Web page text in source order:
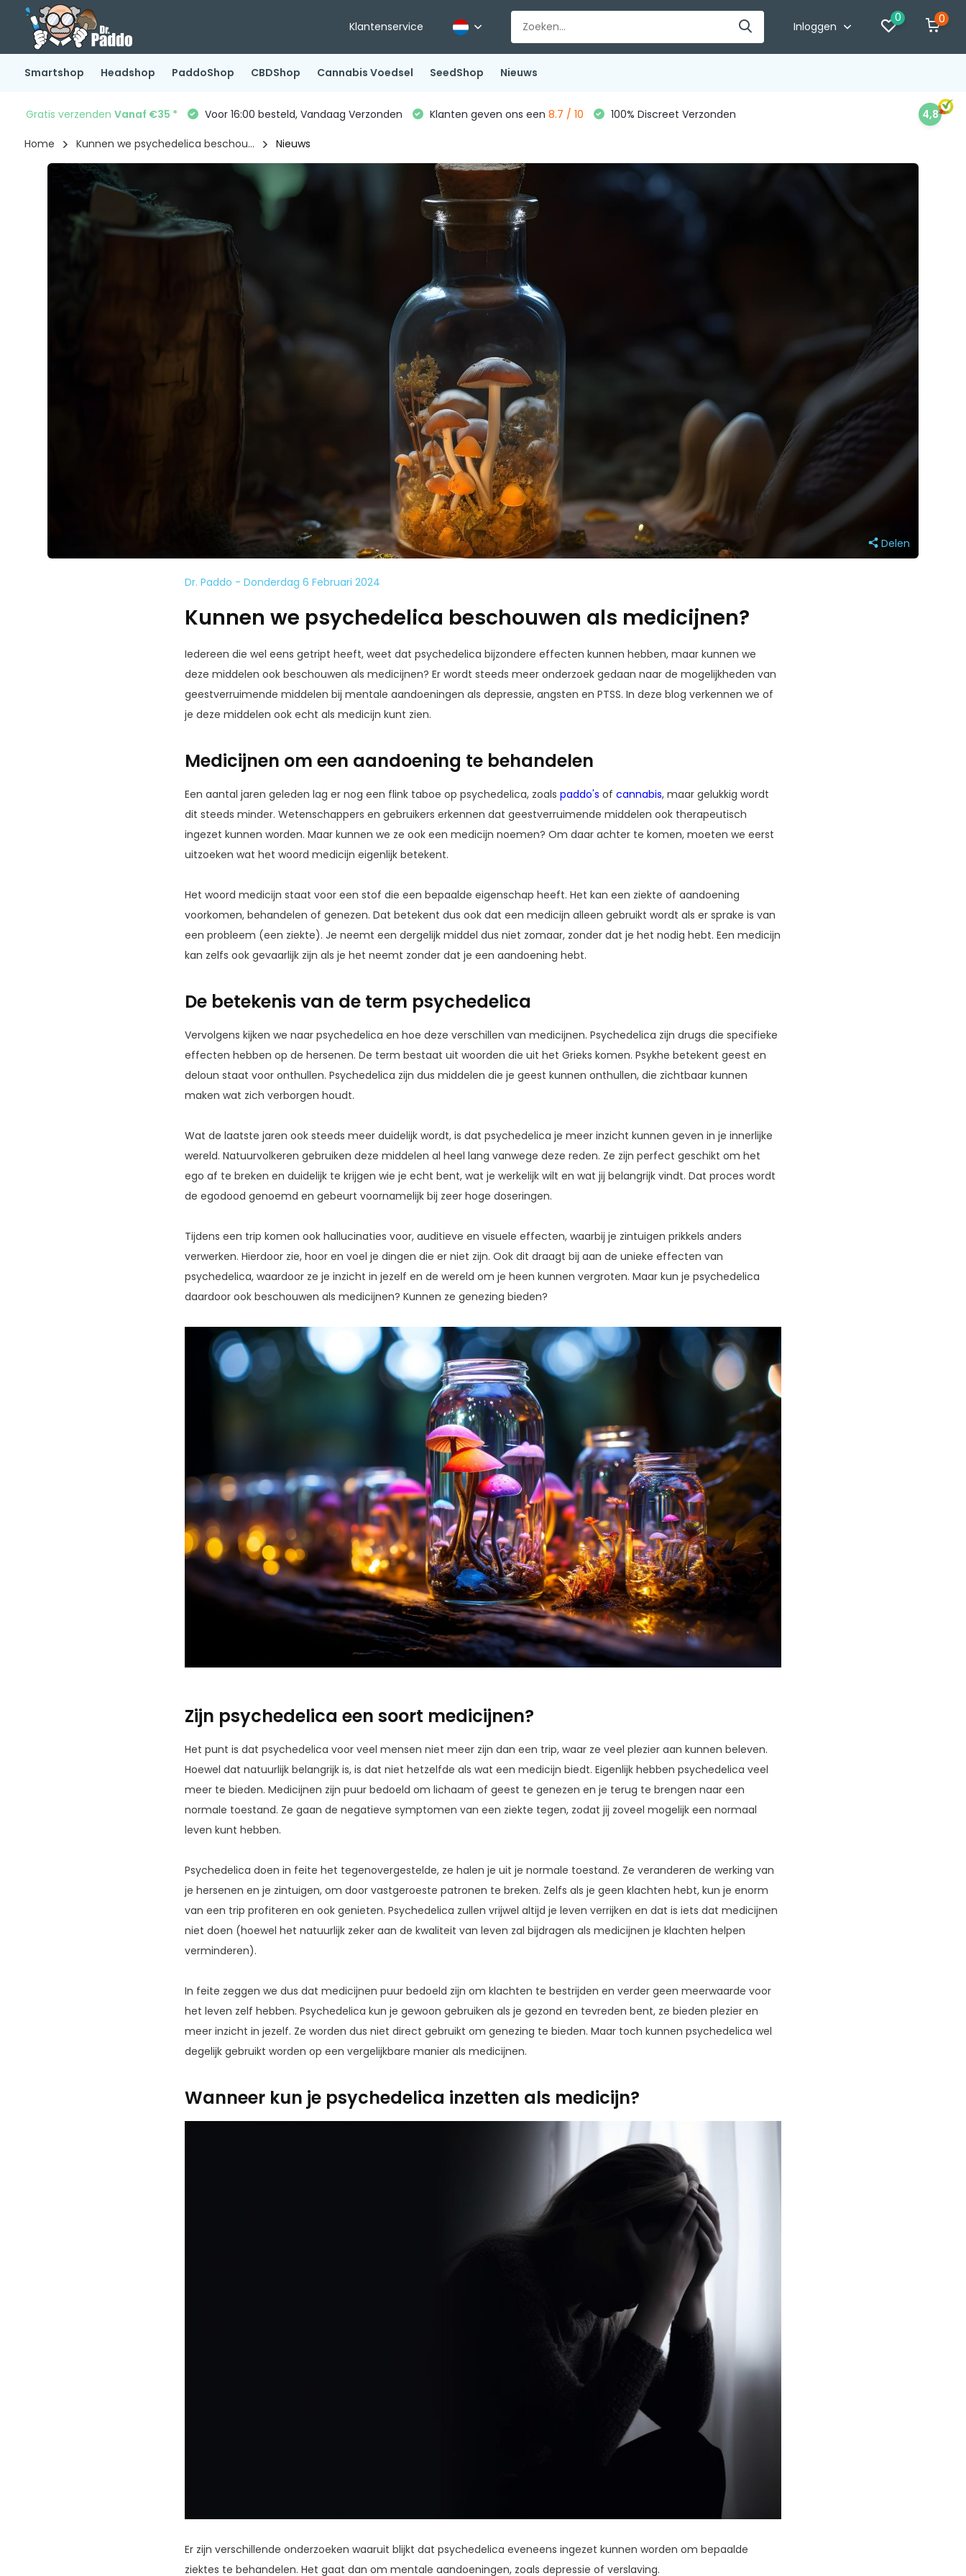
Klantenservice Inloggen
0 0
Smartshop Headshop PaddoShop CBDShop Cannabis Voedsel SeedShop Nieuws
Gratis verzenden Vanaf €35 * Voor 16:00 besteld, Vandaag Verzonden Klanten geven ons een 8.7 / 10 100% Discreet Verzonden 4,8
Home Kunnen we psychedelica beschou... Nieuws
Delen
Dr. Paddo - Donderdag 6 Februari 2024
Kunnen we psychedelica beschouwen als medicijnen?
Iedereen die wel eens getript heeft, weet dat psychedelica bijzondere effecten kunnen hebben, maar kunnen we
deze middelen ook beschouwen als medicijnen? Er wordt steeds meer onderzoek gedaan naar de mogelijkheden van
geestverruimende middelen bij mentale aandoeningen als depressie, angsten en PTSS. In deze blog verkennen we of
je deze middelen ook echt als medicijn kunt zien.
Medicijnen om een aandoening te behandelen
Een aantal jaren geleden lag er nog een flink taboe op psychedelica, zoalspaddo's ofcannabis, maar gelukkig wordt
dit steeds minder. Wetenschappers en gebruikers erkennen dat geestverruimende middelen ook therapeutisch
ingezet kunnen worden. Maar kunnen we ze ook een medicijn noemen? Om daar achter te komen, moeten we eerst
uitzoeken wat het woord medicijn eigenlijk betekent.
Het woord medicijn staat voor een stof die een bepaalde eigenschap heeft. Het kan een ziekte of aandoening
voorkomen, behandelen of genezen. Dat betekent dus ook dat een medicijn alleen gebruikt wordt als er sprake is van
een probleem (een ziekte). Je neemt een dergelijk middel dus niet zomaar, zonder dat je het nodig hebt. Een medicijn
kan zelfs ook gevaarlijk zijn als je het neemt zonder dat je een aandoening hebt.
De betekenis van de term psychedelica
Vervolgens kijken we naar psychedelica en hoe deze verschillen van medicijnen. Psychedelica zijn drugs die specifieke
effecten hebben op de hersenen. De term bestaat uit woorden die uit het Grieks komen. Psykhe betekent geest en
deloun staat voor onthullen. Psychedelica zijn dus middelen die je geest kunnen onthullen, die zichtbaar kunnen
maken wat zich verborgen houdt.
Wat de laatste jaren ook steeds meer duidelijk wordt, is dat psychedelica je meer inzicht kunnen geven in je innerlijke
wereld. Natuurvolkeren gebruiken deze middelen al heel lang vanwege deze reden. Ze zijn perfect geschikt om het
ego af te breken en duidelijk te krijgen wie je echt bent, wat je werkelijk wilt en wat jij belangrijk vindt. Dat proces wordt
de egodood genoemd en gebeurt voornamelijk bij zeer hoge doseringen.
Tijdens een trip komen ook hallucinaties voor, auditieve en visuele effecten, waarbij je zintuigen prikkels anders
verwerken. Hierdoor zie, hoor en voel je dingen die er niet zijn. Ook dit draagt bij aan de unieke effecten van
psychedelica, waardoor ze je inzicht in jezelf en de wereld om je heen kunnen vergroten. Maar kun je psychedelica
daardoor ook beschouwen als medicijnen? Kunnen ze genezing bieden?
Zijn psychedelica een soort medicijnen?
Het punt is dat psychedelica voor veel mensen niet meer zijn dan een trip, waar ze veel plezier aan kunnen beleven.
Hoewel dat natuurlijk belangrijk is, is dat niet hetzelfde als wat een medicijn biedt. Eigenlijk hebben psychedelica veel
meer te bieden. Medicijnen zijn puur bedoeld om lichaam of geest te genezen en je terug te brengen naar een
normale toestand. Ze gaan de negatieve symptomen van een ziekte tegen, zodat jij zoveel mogelijk een normaal
leven kunt hebben.
Psychedelica doen in feite het tegenovergestelde, ze halen je uit je normale toestand. Ze veranderen de werking van
je hersenen en je zintuigen, om door vastgeroeste patronen te breken. Zelfs als je geen klachten hebt, kun je enorm
van een trip profiteren en ook genieten. Psychedelica zullen vrijwel altijd je leven verrijken en dat is iets dat medicijnen
niet doen (hoewel het natuurlijk zeker aan de kwaliteit van leven zal bijdragen als medicijnen je klachten helpen
verminderen).
In feite zeggen we dus dat medicijnen puur bedoeld zijn om klachten te bestrijden en verder geen meerwaarde voor
het leven zelf hebben. Psychedelica kun je gewoon gebruiken als je gezond en tevreden bent, ze bieden plezier en
meer inzicht in jezelf. Ze worden dus niet direct gebruikt om genezing te bieden. Maar toch kunnen psychedelica wel
degelijk gebruikt worden op een vergelijkbare manier als medicijnen.
Wanneer kun je psychedelica inzetten als medicijn?
Er zijn verschillende onderzoeken waaruit blijkt dat psychedelica eveneens ingezet kunnen worden om bepaalde
ziektes te behandelen. Het gaat dan om mentale aandoeningen, zoals depressie of verslaving.